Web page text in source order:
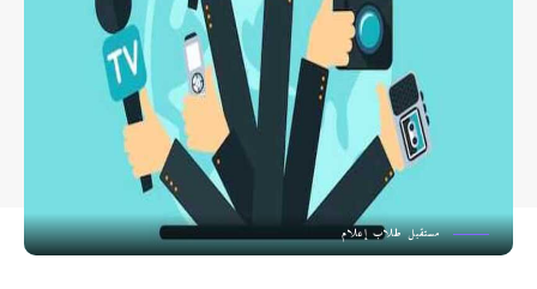
مستقبل طلاب إعلام